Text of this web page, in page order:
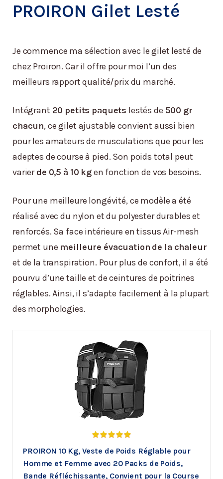
PROIRON Gilet Lesté
Je commence ma sélection avec le gilet lesté de
chez Proiron. Car il offre pour moi l’un des
meilleurs rapport qualité/prix du marché.
Intégrant 20 petits paquets lestés de 500 gr
chacun, ce gilet ajustable convient aussi bien
pour les amateurs de musculations que pour les
adeptes de course à pied. Son poids total peut
varierde 0,5 à 10 kgen fonction de vos besoins.
Pour une meilleure longévité, ce modèle a été
réalisé avec du nylon et du polyester durables et
renforcés. Sa face intérieure en tissus Air-mesh
permet une meilleure évacuation de la chaleur
et de la transpiration. Pour plus de confort, il a été
pourvu d’une taille et de ceintures de poitrines
réglables. Ainsi, il s’adapte facilement à la plupart
des morphologies.
PROIRON 10 Kg, Veste de Poids Réglable pour
Homme et Femme avec 20 Packs de Poids,
Bande Réfléchissante, Convient pour la Course